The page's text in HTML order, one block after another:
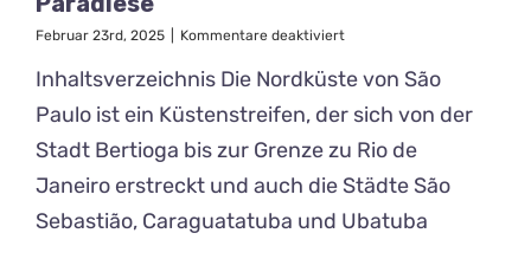
Februar 23rd, 2025 Kommentare deaktiviertfür
von
Paulo:
Versteckte
Paradiese
Inhaltsverzeichnis Die Nordküste von São
Paulo ist ein Küstenstreifen, der sich von der
Stadt Bertioga bis zur Grenze zu Rio de
Janeiro erstreckt und auch die Städte São
Sebastião, Caraguatatuba und Ubatuba